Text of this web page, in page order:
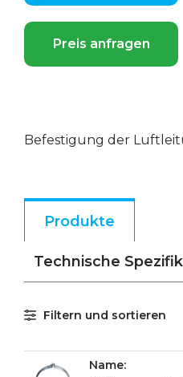
Preis anfragen
Befestigung der
Produkte
Technische
Filtern und sortieren